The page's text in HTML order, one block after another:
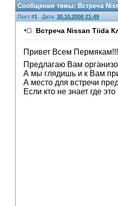
Сообщения темы:Встреча
Пост #1 Дата: 30.10.2008 21:49
Встреча Nissan Tiida
Привет Всем Пермякам!!!
Предлагаю Вам
А мы глядишь и к Вам
А место для встречи
Если кто не знает где